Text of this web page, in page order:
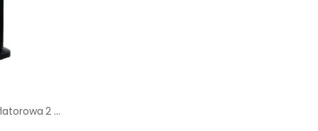
Nagrzewnica wentylatorowa 2 w 1 PTCK - G7520 2kW SKIVA